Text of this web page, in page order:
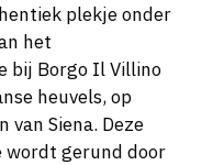
plekje onder
het
bij Borgo Il Villino
heuvels, op
Siena. Deze
wordt gerund door